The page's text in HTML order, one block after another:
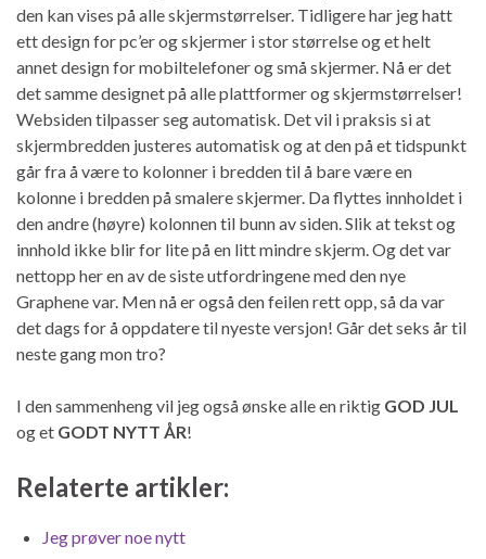
den kan vises på alle skjermstørrelser. Tidligere har jeg hatt
ett design for pc’er og skjermer i stor størrelse og et helt
annet design for mobiltelefoner og små skjermer. Nå er det
det samme designet på alle plattformer og skjermstørrelser!
Websiden tilpasser seg automatisk. Det vil i praksis si at
skjermbredden justeres automatisk og at den på et tidspunkt
går fra å være to kolonner i bredden til å bare være en
kolonne i bredden på smalere skjermer. Da flyttes innholdet i
den andre (høyre) kolonnen til bunn av siden. Slik at tekst og
innhold ikke blir for lite på en litt mindre skjerm. Og det var
nettopp her en av de siste utfordringene med den nye
Graphene var. Men nå er også den feilen rett opp, så da var
det dags for å oppdatere til nyeste versjon! Går det seks år til
neste gang mon tro?
I den sammenheng vil jeg også ønske alle en riktig GOD JUL
og et GODT NYTT ÅR!
Relaterte artikler:
Jeg prøver noe nytt